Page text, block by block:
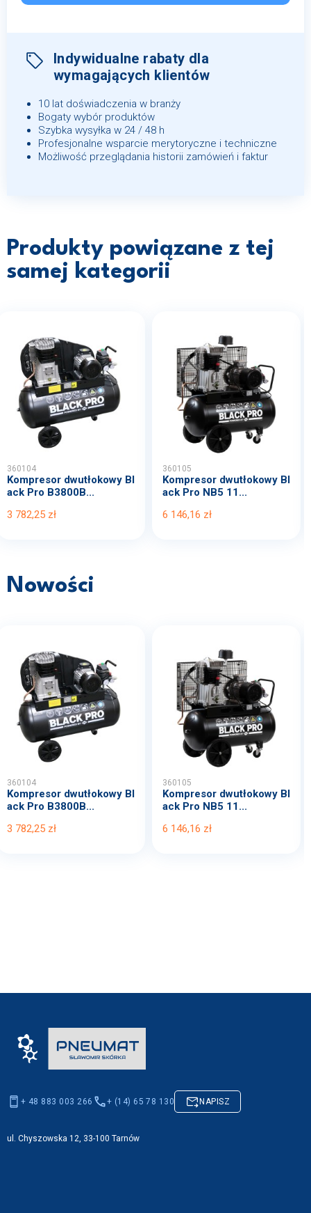
Indywidualne rabaty dla
wymagających klientów
10 lat doświadczenia w branży
Bogaty wybór produktów
Szybka wysyłka w 24 / 48 h
Profesjonalne wsparcie merytoryczne i techniczne
Możliwość przeglądania historii zamówień i faktur
Produkty powiązane z tej
samej kategorii
360104
Kompresor dwutłokowy Bl
ack Pro B3800B...
3 782,25 zł
360105
Kompresor dwutłokowy Bl
ack Pro NB5 11...
6 146,16 zł
Nowości
360104
Kompresor dwutłokowy Bl
ack Pro B3800B...
3 782,25 zł
360105
Kompresor dwutłokowy Bl
ack Pro NB5 11...
6 146,16 zł
+ 48 883 003 266 + (14) 65 78 130 NAPISZ
ul. Chyszowska 12, 33-100 Tarnów